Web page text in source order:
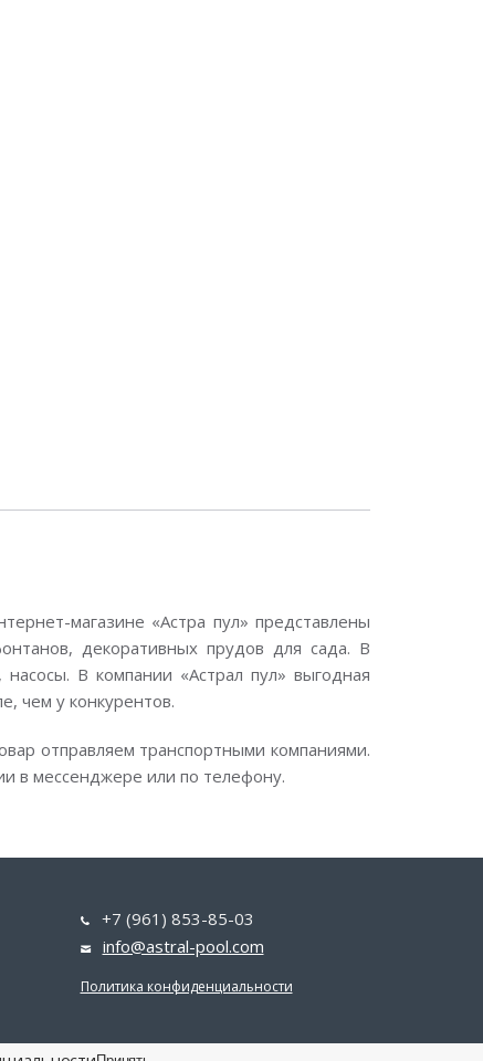
магазине «Астра пул» представлены
декоративных прудов для сада. В
В компании «Астрал пул» выгодная
чем у конкурентов.
отправляем транспортными компаниями.
в мессенджере или по телефону.
+7 (961) 853-85-03
info@astral-pool.com
Политика конфиденциальности